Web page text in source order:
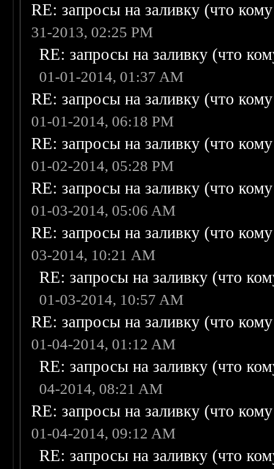
RE: запросы на заливку (что
31-2013, 02:25 PM
RE: запросы на заливку (что
01-01-2014, 01:37 AM
RE: запросы на заливку (что
01-01-2014, 06:18 PM
RE: запросы на заливку (что
01-02-2014, 05:28 PM
RE: запросы на заливку (что
01-03-2014, 05:06 AM
RE: запросы на заливку (что
03-2014, 10:21 AM
RE: запросы на заливку (что
01-03-2014, 10:57 AM
RE: запросы на заливку (что
01-04-2014, 01:12 AM
RE: запросы на заливку (что
04-2014, 08:21 AM
RE: запросы на заливку (что
01-04-2014, 09:12 AM
RE: запросы на заливку (что